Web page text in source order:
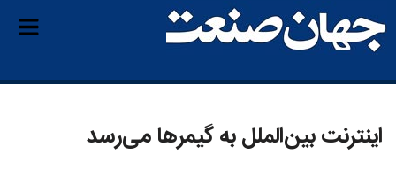
اینترنت بین‌الملل به گیمرها می‌رسد